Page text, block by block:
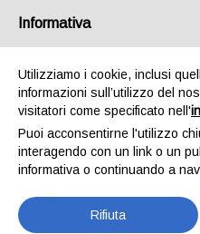
BLOG DI
Informativa
Utilizziamo i cookie, inclusi
informazioni sull’utilizzo del
visitatori come specificato nell'
Puoi acconsentirne l'utilizzo
interagendo con un link o un
informativa o continuando a
Rifiuta